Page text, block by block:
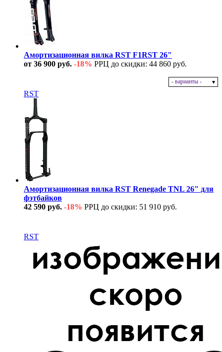
Амортизационная вилка RST F1RST 26"
от 36 900 руб. -18% РРЦ до скидки: 44 860 руб.
- варианты -
RST
Амортизационная вилка RST Renegade TNL 26" для
фэтбайков
42 590 руб. -18% РРЦ до скидки: 51 910 руб.
RST